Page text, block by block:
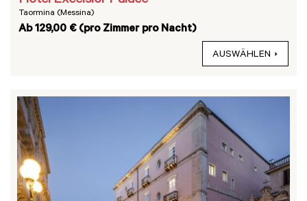
Taormina (Messina)
Ab 129,00 € (pro Zimmer pro Nacht)
AUSWÄHLEN